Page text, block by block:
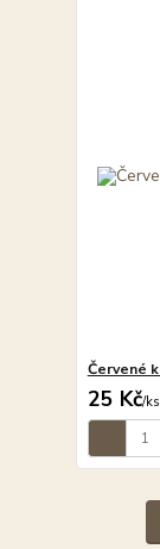
Červené
25 Kč/ks